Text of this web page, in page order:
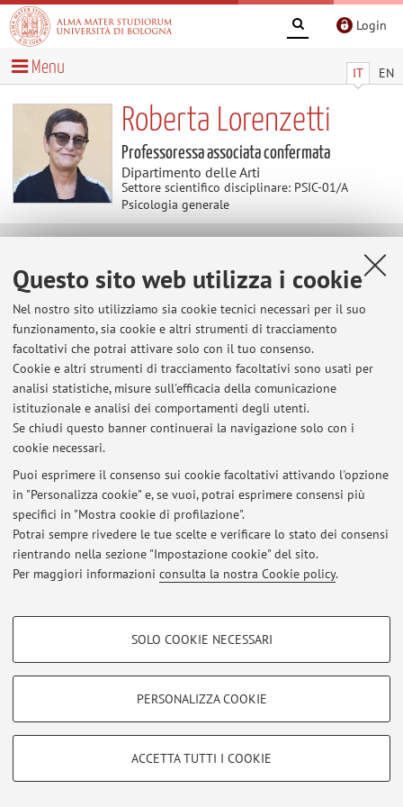
Questo sito web utilizza i cookie
Nel nostro sito utilizziamo sia cookie tecnici necessari per il suo
funzionamento, sia cookie e altri strumenti di tracciamento
facoltativi che potrai attivare solo con il tuo consenso.
Cookie e altri strumenti di tracciamento facoltativi sono usati per
analisi statistiche, misure sull'efficacia della comunicazione
istituzionale e analisi dei comportamenti degli utenti.
Se chiudi questo banner continuerai la navigazione solo con i
cookie necessari.
Puoi esprimere il consenso sui cookie facoltativi attivando l'opzione
in "Personalizza cookie" e, se vuoi, potrai esprimere consensi più
specifici in "Mostra cookie di profilazione".
Potrai sempre rivedere le tue scelte e verificare lo stato dei consensi
rientrando nella sezione "Impostazione cookie" del sito.
Per maggiori informazioni consulta la nostra Cookie policy.
COOKIE DI PROFILAZIONE - FACOLTATIVI
COOKIE TECNICI - NECESSARI
Si tratta di cookie tecnici utilizzati, a titolo esemplificativo, per il corretto
SOLO COOKIE NECESSARI
PERSONALIZZA COOKIE
ACCETTA TUTTI I COOKIE
Login
IT EN
Menu
Roberta Lorenzetti
Professoressa associata confermata
Dipartimento delle Arti
Settore scientifico disciplinare: PSIC-01/A
Psicologia generale
Avvisi
Avviso per studenti/esse di COMUNICAZIONE e
NARRAZIONE INTERPERSONALE (ci. Tecniche di
Comunicazione Interpersonale
Si ricorda alle studentesse e agli studenti che per
sostenere la prova d’esame è necessario preparare il
programma programma d’esame dell’a.a. in corso (i.e.
2025-2026). Il programma d’esame è reperibile alla voce
di Psicologia della Narrazione ...
Pubblicato il: 26 gennaio 2026
Accedi tramiteloginper gestire tutti i contenuti del sito.
Zamboni, 33 - 40126 Bologna - Partita IVA: 01131710376
Privacy|Note legali|Impostazioni Cookie